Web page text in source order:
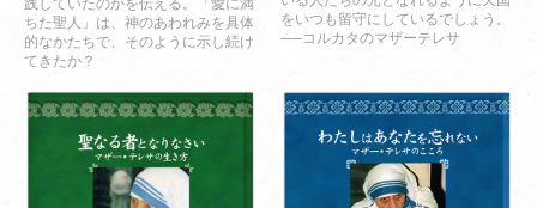
践していたのかを伝える。「愛に満
ちた聖人」は、神のあわれみを具体
的なかたちで、そのように示し続け
てきたか？
をいつも留守にしているでしょう。
──コルカタのマザーテレサ